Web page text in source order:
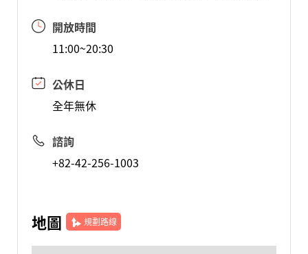
開放時間
11:00~20:30
公休日
全年無休
諮詢
+82-42-256-1003
地圖 規劃路線